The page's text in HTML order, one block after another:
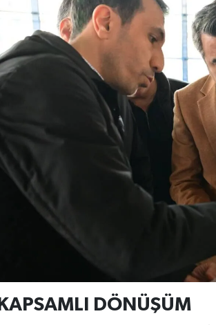
KAPSAMLI DÖNÜŞÜM